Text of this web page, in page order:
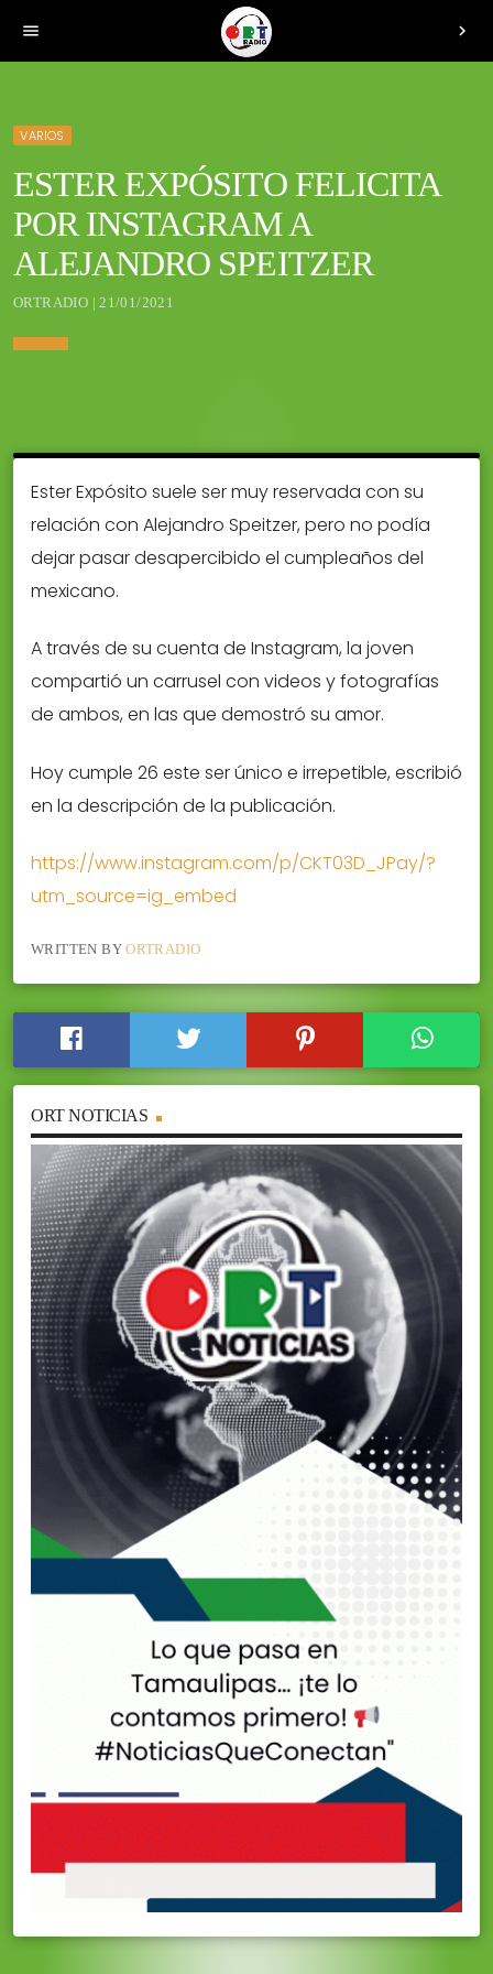
menu chevron_right
VARIOS
ESTER EXPÓSITO FELICITA
POR INSTAGRAM A
ALEJANDRO SPEITZER
ORTRADIO | 21/01/2021
Ester Expósito suele ser muy reservada con su
relación con Alejandro Speitzer, pero no podía
dejar pasar desapercibido el cumpleaños del
mexicano.
A través de su cuenta de Instagram, la joven
compartió un carrusel con videos y fotografías
de ambos, en las que demostró su amor.
Hoy cumple 26 este ser único e irrepetible, escribió
en la descripción de la publicación.
https://www.instagram.com/p/CKT03D_JPay/?
utm_source=ig_embed
WRITTEN BYORTRADIO
ORT NOTICIAS